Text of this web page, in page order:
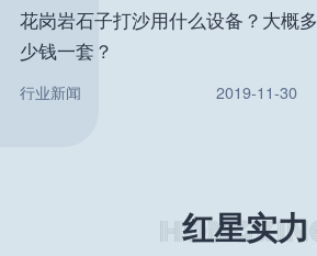
花岗岩石子打沙用什么设备？大概多
少钱一套？
行业新闻 2019-11-30
红星实力